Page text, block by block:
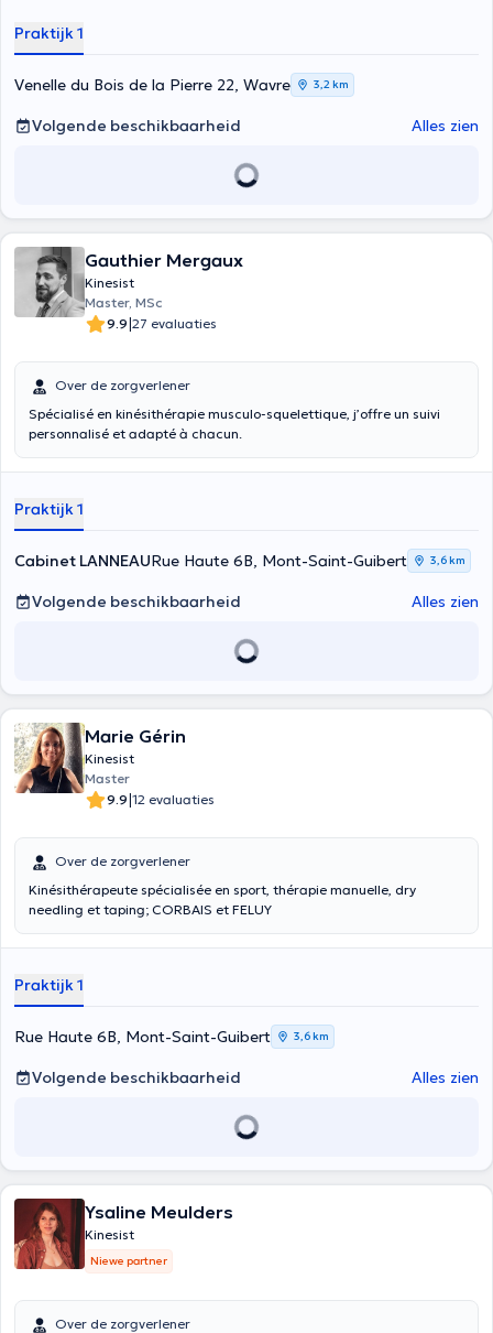
Praktijk 1
Venelle du Bois de la Pierre 22, Wavre 3,2 km
Volgende beschikbaarheid Alles zien
Gauthier Mergaux
Kinesist
Master, MSc
9.9|27 evaluaties
Over de zorgverlener
Spécialisé en kinésithérapie musculo-squelettique, j’offre un suivi
personnalisé et adapté à chacun.
Praktijk 1
Cabinet LANNEAURue Haute 6B, Mont-Saint-Guibert 3,6 km
Volgende beschikbaarheid Alles zien
Marie Gérin
Kinesist
Master
9.9|12 evaluaties
Over de zorgverlener
Kinésithérapeute spécialisée en sport, thérapie manuelle, dry
needling et taping; CORBAIS et FELUY
Praktijk 1
Rue Haute 6B, Mont-Saint-Guibert 3,6 km
Volgende beschikbaarheid Alles zien
Ysaline Meulders
Kinesist
Niewe partner
Over de zorgverlener